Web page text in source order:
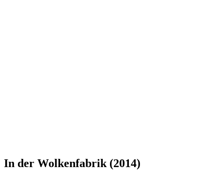
In der Wolkenfabrik (2014)